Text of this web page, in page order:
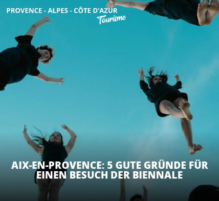
Aller
contenu
principal
ENTDECKEN
AKTIVITÄTEN
AUFENTHALT
ESPACE PRO
AIX-EN-PROVENCE: 5 GUTE GRÜNDE FÜR
EINEN BESUCH DER BIENNALE